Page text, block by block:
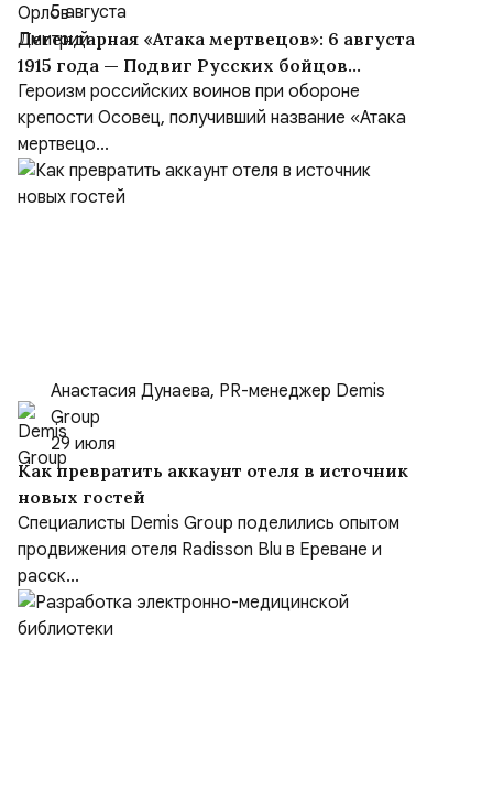
5 августа
Легендарная «Атака мертвецов»: 6 августа
1915 года — Подвиг Русских бойцов
крепости Осовец
Героизм российских воинов при обороне
крепости Осовец, получивший название «Атака
мертвецо...
Анастасия Дунаева, PR-менеджер Demis
Group
29 июля
Как превратить аккаунт отеля в источник
новых гостей
Специалисты Demis Group поделились опытом
продвижения отеля Radisson Blu в Ереване и
расск...